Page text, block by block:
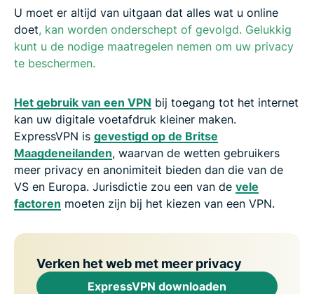
U moet er altijd van uitgaan dat alles wat u online
doet, kan worden onderschept of gevolgd. Gelukkig
kunt u de nodige maatregelen nemen om uw privacy
te beschermen.
Het gebruik van een VPN bij toegang tot het internet
kan uw digitale voetafdruk kleiner maken.
ExpressVPN is gevestigd op de Britse
Maagdeneilanden, waarvan de wetten gebruikers
meer privacy en anonimiteit bieden dan die van de
VS en Europa. Jurisdictie zou een van de vele
factoren moeten zijn bij het kiezen van een VPN.
Verken het web met meer privacy
ExpressVPN downloaden